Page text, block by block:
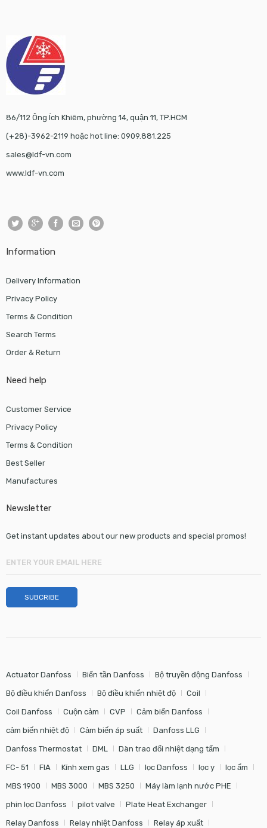
86/112 Ông Ích Khiêm, phường 14, quận 11, TP.HCM
(+28)-3962-2119 hoặc hot line: 0909.881.225
sales@ldf-vn.com
www.ldf-vn.com
Information
Delivery Information
Privacy Policy
Terms & Condition
Search Terms
Order & Return
Need help
Customer Service
Privacy Policy
Terms & Condition
Best Seller
Manufactures
Newsletter
Get instant updates about our new products and special promos!
Actuator Danfoss Biến tần Danfoss Bộ truyền động Danfoss
Bộ điều khiển Danfoss Bộ điều khiển nhiệt độ Coil
Coil Danfoss Cuộn cảm CVP Cảm biến Danfoss
cảm biến nhiệt độ Cảm biến áp suất Danfoss LLG
Danfoss Thermostat DML Dàn trao đổi nhiệt dạng tấm
FC- 51 FIA Kính xem gas LLG lọc Danfoss lọc y lọc ẩm
MBS 1900 MBS 3000 MBS 3250 Máy làm lạnh nước PHE
phin lọc Danfoss pilot valve Plate Heat Exchanger
Relay Danfoss Relay nhiệt Danfoss Relay áp xuất